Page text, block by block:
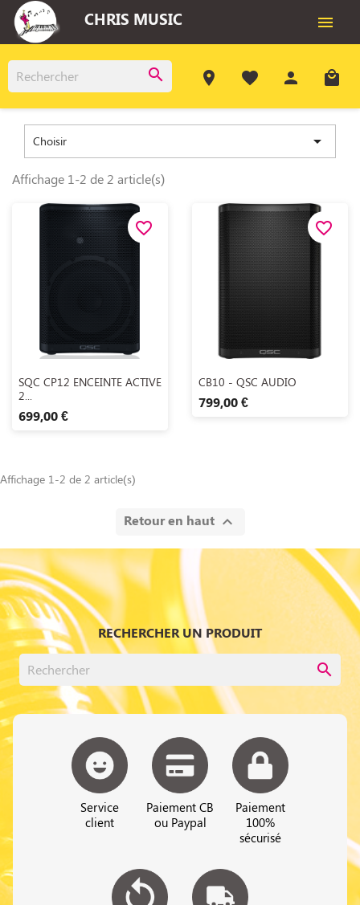
CHRIS MUSIC 
search room favorite person local_mall
Choisir 
Affichage 1-2 de 2 article(s)
Aperçu rapide
SQC CP12 ENCEINTE ACTIVE
2...
699,00 €
favorite_border
Aperçu rapide
CB10 - QSC AUDIO
799,00 €
favorite_border
Affichage 1-2 de 2 article(s)
Retour en haut 
RECHERCHER UN PRODUIT
search
Service
client
Paiement CB
ou Paypal
Paiement
100%
sécurisé